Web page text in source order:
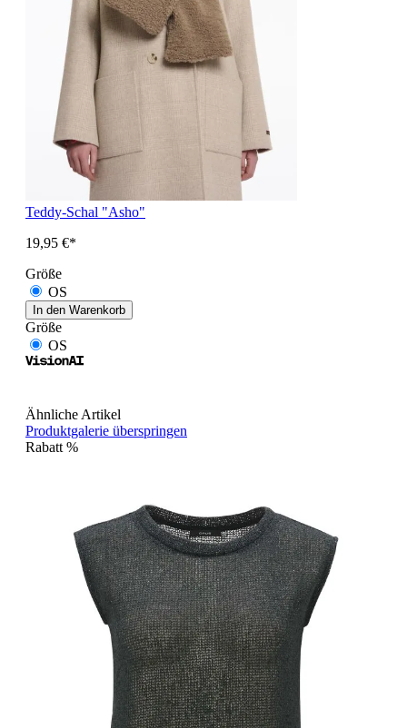
Teddy-Schal "Asho"
19,95 €*
Größe
OS
In den Warenkorb
Größe
OS
Ähnliche Artikel
Produktgalerie überspringen
Rabatt %